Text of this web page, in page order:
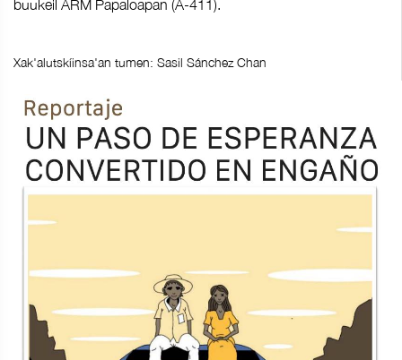
buukeil ARM Papaloapan (A-411).
Xak'alutskíinsa'an tumen: Sasil Sánchez Chan